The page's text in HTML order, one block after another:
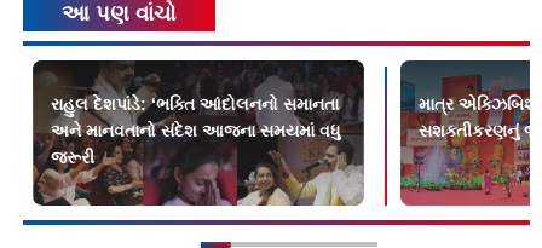
આ પણ વાંચો
રાહુલ દેશપાંડે: ‘ભક્તિ આંદોલનનો સમાનતા
અને માનવતાનો સંદેશ આજના સમયમાં વધુ
જરૂરી
માત્ર
સશક્તીકરણનું